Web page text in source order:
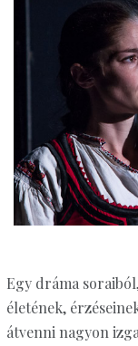
Egy dráma
életének,
átvenni nagyon